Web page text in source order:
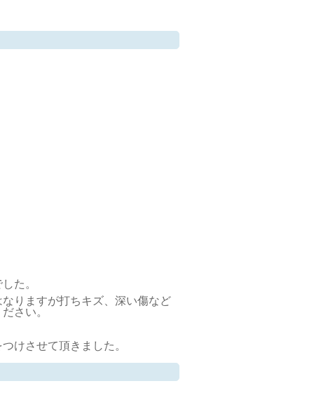
た。
りますが打ちキズ、深い傷など
さい。
けさせて頂きました。